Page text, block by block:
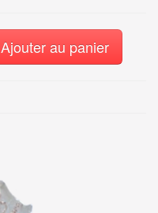
Ajouter au panier